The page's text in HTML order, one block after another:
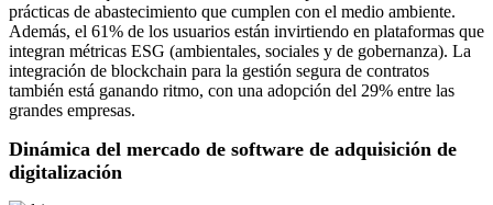
prácticas de abastecimiento que cumplen con el medio ambiente.
Además, el 61% de los usuarios están invirtiendo en plataformas que
integran métricas ESG (ambientales, sociales y de gobernanza). La
integración de blockchain para la gestión segura de contratos
también está ganando ritmo, con una adopción del 29% entre las
grandes empresas.
Dinámica del mercado de software de adquisición de
digitalización